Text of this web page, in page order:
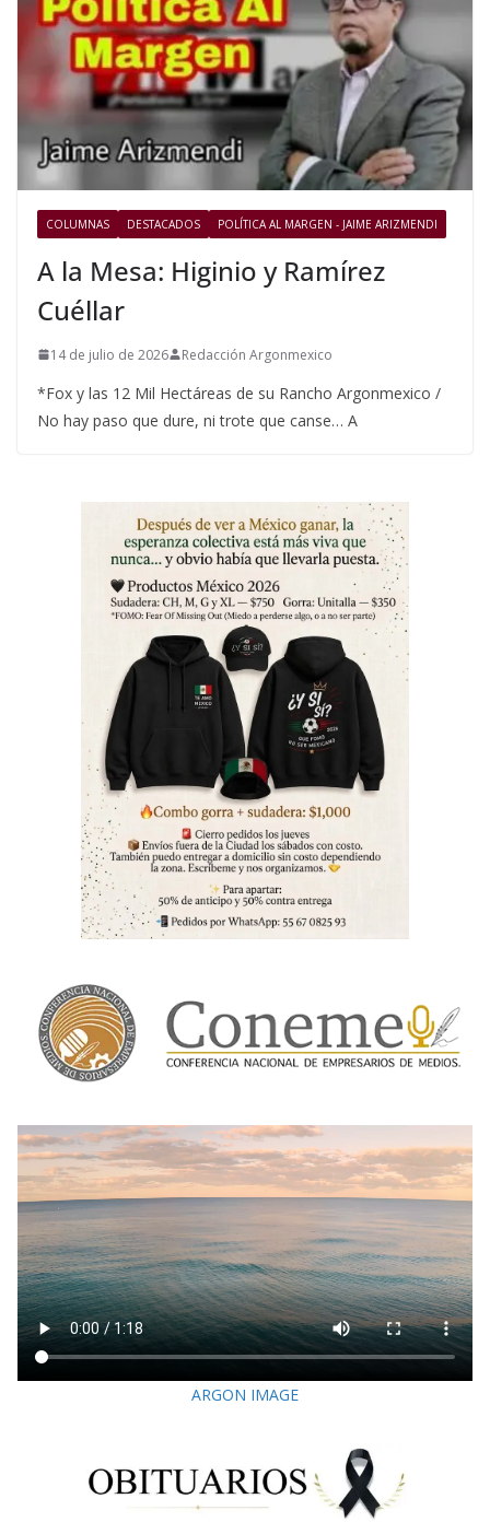
COLUMNAS DESTACADOS POLÍTICA AL MARGEN - JAIME ARIZMENDI
A la Mesa: Higinio y Ramírez
Cuéllar
14 de julio de 2026 Redacción Argonmexico
*Fox y las 12 Mil Hectáreas de su Rancho Argonmexico /
No hay paso que dure, ni trote que canse… A
ARGON IMAGE